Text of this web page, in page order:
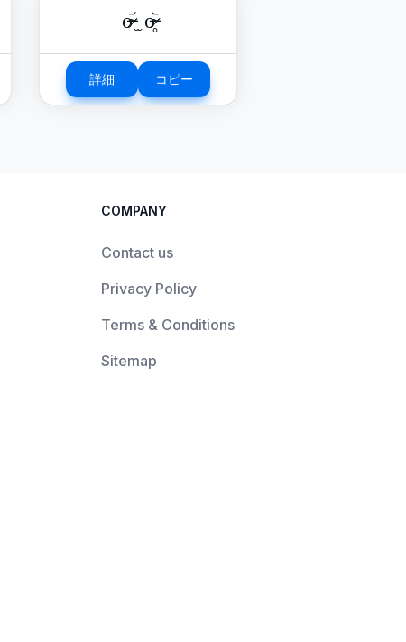
o̴̶̷᷄ ̫ o̴̶̷̥᷅
詳細 コピー
COMPANY
Contact us
Privacy Policy
Terms & Conditions
Sitemap